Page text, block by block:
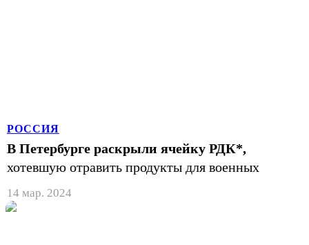
РОССИЯ
В Петербурге раскрыли ячейку РДК*,
хотевшую отравить продукты для военных
14 мар. 2024